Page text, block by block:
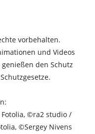
vorbehalten.
und Videos
den Schutz
©ra2 studio /
©Sergey Nivens